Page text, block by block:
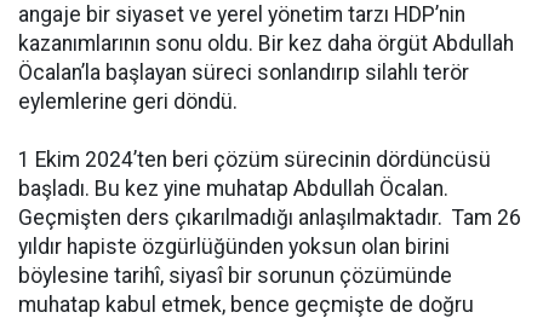
angaje bir siyaset ve yerel yönetim tarzı HDP’nin
kazanımlarının sonu oldu. Bir kez daha örgüt Abdullah
Öcalan’la başlayan süreci sonlandırıp silahlı terör
eylemlerine geri döndü.
1 Ekim 2024’ten beri çözüm sürecinin dördüncüsü
başladı. Bu kez yine muhatap Abdullah Öcalan.
Geçmişten ders çıkarılmadığı anlaşılmaktadır. Tam 26
yıldır hapiste özgürlüğünden yoksun olan birini
böylesine tarihî, siyasî bir sorunun çözümünde
muhatap kabul etmek, bence geçmişte de doğru